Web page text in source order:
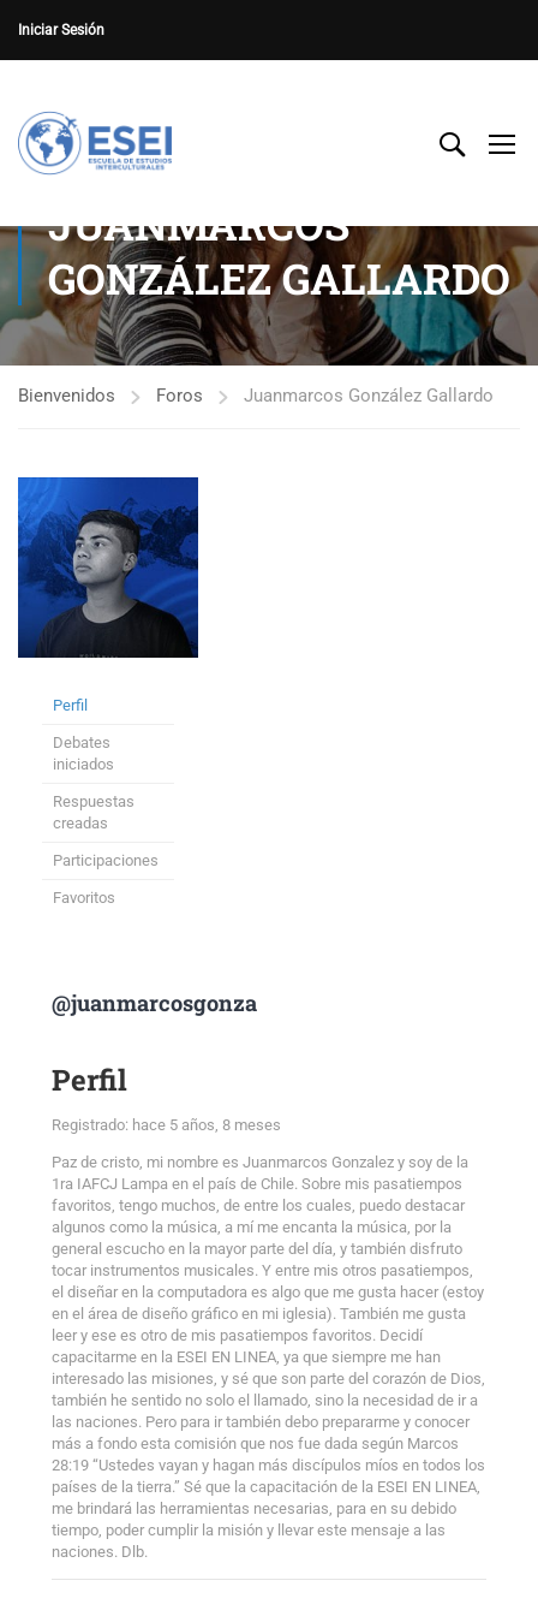
Iniciar Sesión
JUANMARCOS
GONZÁLEZ GALLARDO
Bienvenidos Foros Juanmarcos González Gallardo
Perfil
Debates
iniciados
Respuestas
creadas
Participaciones
Favoritos
@juanmarcosgonza
Perfil
Registrado: hace 5 años, 8 meses
Paz de cristo, mi nombre es Juanmarcos Gonzalez y soy de la
1ra IAFCJ Lampa en el país de Chile. Sobre mis pasatiempos
favoritos, tengo muchos, de entre los cuales, puedo destacar
algunos como la música, a mí me encanta la música, por la
general escucho en la mayor parte del día, y también disfruto
tocar instrumentos musicales. Y entre mis otros pasatiempos,
el diseñar en la computadora es algo que me gusta hacer (estoy
en el área de diseño gráfico en mi iglesia). También me gusta
leer y ese es otro de mis pasatiempos favoritos. Decidí
capacitarme en la ESEI EN LINEA, ya que siempre me han
interesado las misiones, y sé que son parte del corazón de Dios,
también he sentido no solo el llamado, sino la necesidad de ir a
las naciones. Pero para ir también debo prepararme y conocer
más a fondo esta comisión que nos fue dada según Marcos
28:19 “Ustedes vayan y hagan más discípulos míos en todos los
países de la tierra.” Sé que la capacitación de la ESEI EN LINEA,
me brindará las herramientas necesarias, para en su debido
tiempo, poder cumplir la misión y llevar este mensaje a las
naciones. Dlb.